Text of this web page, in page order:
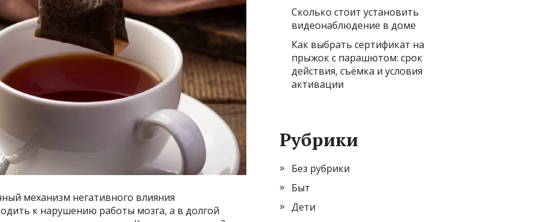
механизм негативного влияния
к нарушению работы мозга, а в долгой
Сколько стоит установить
видеонаблюдение в доме
Как выбрать сертификат на
прыжок с парашютом: срок
действия, съёмка и условия
активации
Рубрики
Без рубрики
Быт
Дети